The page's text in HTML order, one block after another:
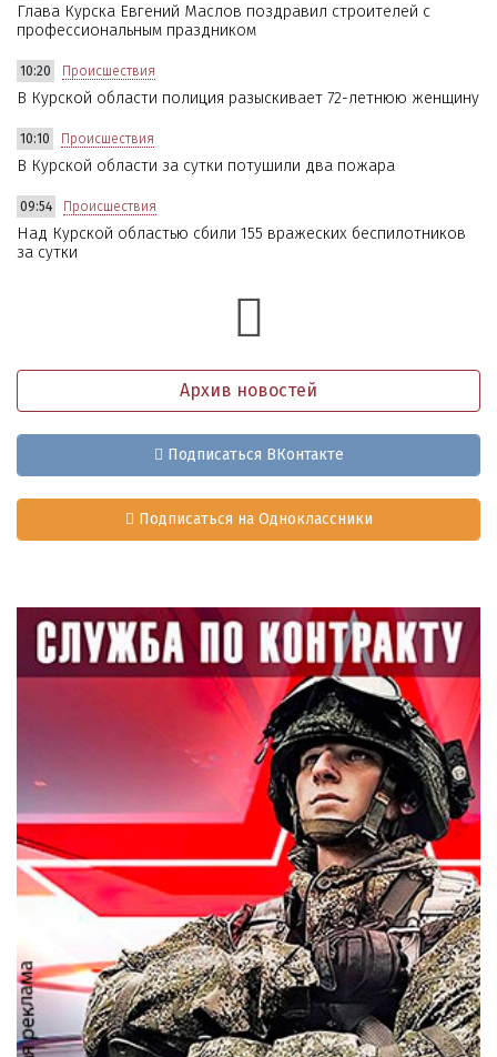
Глава Курска Евгений Маслов поздравил строителей с
профессиональным праздником
10:20 Происшествия
В Курской области полиция разыскивает 72-летнюю женщину
10:10 Происшествия
В Курской области за сутки потушили два пожара
09:54 Происшествия
Над Курской областью сбили 155 вражеских беспилотников
за сутки
Архив новостей
Подписаться ВКонтакте
Подписаться на Одноклассники